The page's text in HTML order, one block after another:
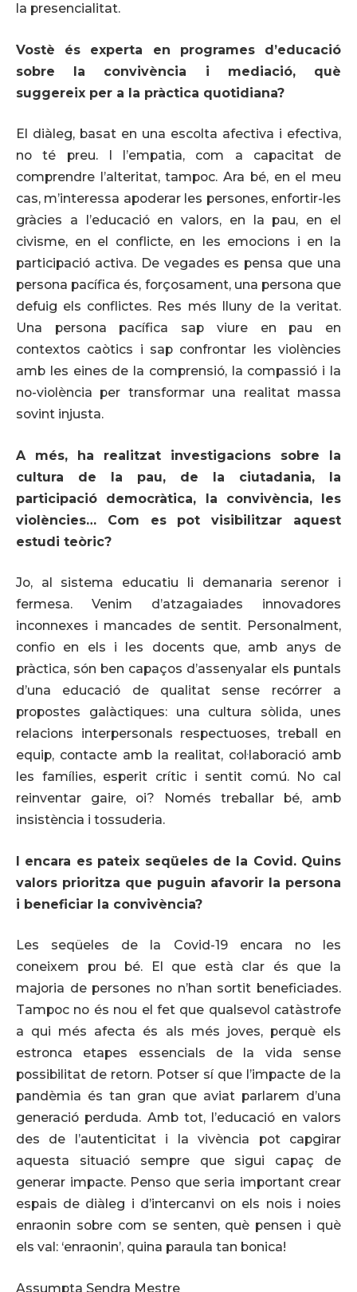
la presencialitat.
Vostè és experta en programes d’educació
sobre la convivència i mediació, què
suggereix per a la pràctica quotidiana?
El diàleg, basat en una escolta afectiva i efectiva,
no té preu. I l’empatia, com a capacitat de
comprendre l’alteritat, tampoc. Ara bé, en el meu
cas, m’interessa apoderar les persones, enfortir-les
gràcies a l’educació en valors, en la pau, en el
civisme, en el conflicte, en les emocions i en la
participació activa. De vegades es pensa que una
persona pacífica és, forçosament, una persona que
defuig els conflictes. Res més lluny de la veritat.
Una persona pacífica sap viure en pau en
contextos caòtics i sap confrontar les violències
amb les eines de la comprensió, la compassió i la
no-violència per transformar una realitat massa
sovint injusta.
A més, ha realitzat investigacions sobre la
cultura de la pau, de la ciutadania, la
participació democràtica, la convivència, les
violències… Com es pot visibilitzar aquest
estudi teòric?
Jo, al sistema educatiu li demanaria serenor i
fermesa. Venim d’atzagaiades innovadores
inconnexes i mancades de sentit. Personalment,
confio en els i les docents que, amb anys de
pràctica, són ben capaços d’assenyalar els puntals
d’una educació de qualitat sense recórrer a
propostes galàctiques: una cultura sòlida, unes
relacions interpersonals respectuoses, treball en
equip, contacte amb la realitat, col·laboració amb
les famílies, esperit crític i sentit comú. No cal
reinventar gaire, oi? Només treballar bé, amb
insistència i tossuderia.
I encara es pateix seqüeles de la Covid. Quins
valors prioritza que puguin afavorir la persona
i beneficiar la convivència?
Les seqüeles de la Covid-19 encara no les
coneixem prou bé. El que està clar és que la
majoria de persones no n’han sortit beneficiades.
Tampoc no és nou el fet que qualsevol catàstrofe
a qui més afecta és als més joves, perquè els
estronca etapes essencials de la vida sense
possibilitat de retorn. Potser sí que l’impacte de la
pandèmia és tan gran que aviat parlarem d’una
generació perduda. Amb tot, l’educació en valors
des de l’autenticitat i la vivència pot capgirar
aquesta situació sempre que sigui capaç de
generar impacte. Penso que seria important crear
espais de diàleg i d’intercanvi on els nois i noies
enraonin sobre com se senten, què pensen i què
els val: ‘enraonin’, quina paraula tan bonica!
Assumpta Sendra Mestre